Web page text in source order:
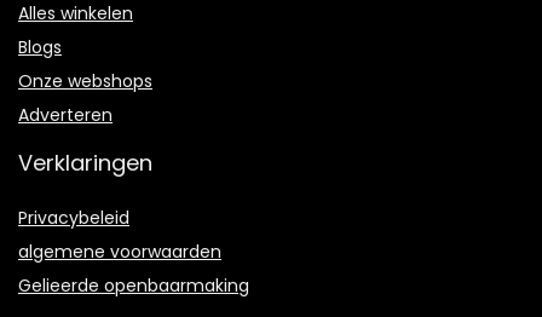
Alles winkelen
Blogs
Onze webshops
Adverteren
Verklaringen
Privacybeleid
algemene voorwaarden
Gelieerde openbaarmaking